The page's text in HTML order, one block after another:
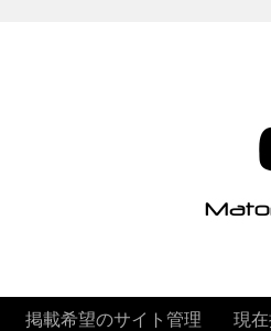
掲載希望のサイト管理
現